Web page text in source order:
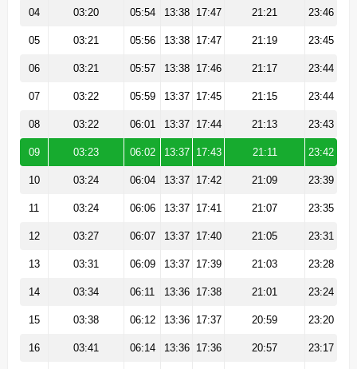
04 03:20 05:54 13:38 17:47 21:21 23:46
05 03:21 05:56 13:38 17:47 21:19 23:45
06 03:21 05:57 13:38 17:46 21:17 23:44
07 03:22 05:59 13:37 17:45 21:15 23:44
08 03:22 06:01 13:37 17:44 21:13 23:43
09 03:23 06:02 13:37 17:43 21:11 23:42
10 03:24 06:04 13:37 17:42 21:09 23:39
11 03:24 06:06 13:37 17:41 21:07 23:35
12 03:27 06:07 13:37 17:40 21:05 23:31
13 03:31 06:09 13:37 17:39 21:03 23:28
14 03:34 06:11 13:36 17:38 21:01 23:24
15 03:38 06:12 13:36 17:37 20:59 23:20
16 03:41 06:14 13:36 17:36 20:57 23:17